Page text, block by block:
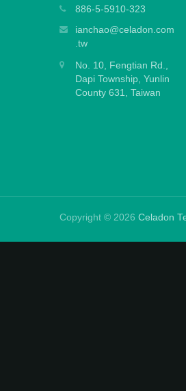
886-5-5910-323
ianchao@celadon.com
.tw
No. 10, Fengtian Rd.,
Dapi Township, Yunlin
County 631, Taiwan
Film
Conçu pour
avec un
spéciale
résidu.
Copyright © 2026 Celadon